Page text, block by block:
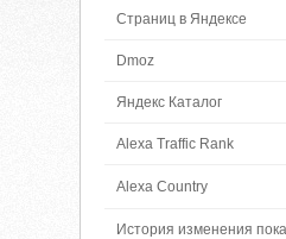
Страниц в Яндексе
Dmoz
Яндекс Каталог
Alexa Traffic Rank
Alexa Country
История изменения